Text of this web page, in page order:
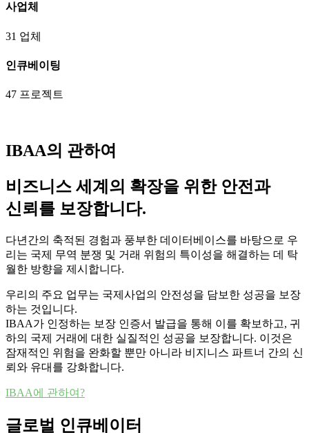
사업체
31 업체
인큐베이팅
47 프로젝트
IBAA의 관하여
비즈니스 세계의 확장을 위한 안전과
신뢰를 보장합니다.
다년간의 축적된 경험과 풍부한 데이터베이스를 바탕으로 우
리는 국제 무역 분쟁 및 거래 위험의 특이성을 해결하는 데 탁
월한 방향을 제시합니다.
우리의 주요 업무는 국제사업의 안전성을 담보한 성공을 보장
하는 것입니다.
IBAA가 인정하는 보장 인증서 발급을 통해 이를 확보하고, 귀
하의 국제 거래에 대한 실질적인 성공을 보장합니다. 이것은
잠재적인 위험을 완화할 뿐만 아니라 비지니스 파트너 간의 신
뢰와 유대를 강화합니다.
IBAA에 관하여?
글로벌 인큐베이터